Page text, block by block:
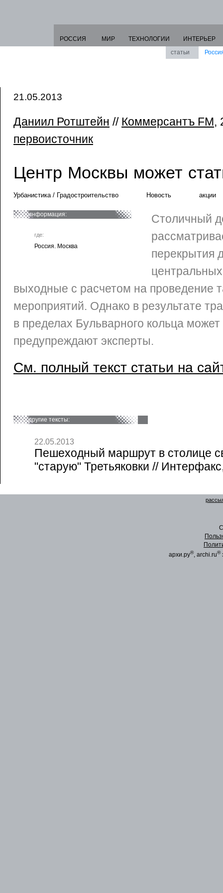
РОССИЯ МИР ТЕХНОЛОГИИ
ИНТЕРЬЕР
статьи
21.05.2013
Даниил Ротштейн // Коммерсантъ FM,
первоисточник
Центр Москвы может
Урбанистика / Градостроительство Новость акции
информация:
где:
Россия. Москва
Столичный
перекрытия
выходные с расчетом на проведение
мероприятий. Однако в результате
в пределах Бульварного кольца
предупреждают эксперты.
См. полный текст статьи на
другие тексты:
22.05.2013
Пешеходный маршрут в столице
"старую" Третьяковки //
архи.ру®, archi.ru®